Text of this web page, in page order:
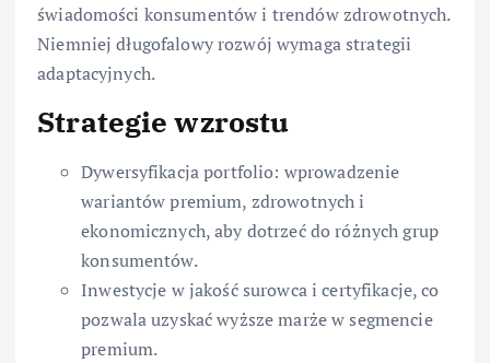
świadomości konsumentów i trendów zdrowotnych.
Niemniej długofalowy rozwój wymaga strategii
adaptacyjnych.
Strategie wzrostu
Dywersyfikacja portfolio: wprowadzenie
wariantów premium, zdrowotnych i
ekonomicznych, aby dotrzeć do różnych grup
konsumentów.
Inwestycje w jakość surowca i certyfikacje, co
pozwala uzyskać wyższe marże w segmencie
premium.